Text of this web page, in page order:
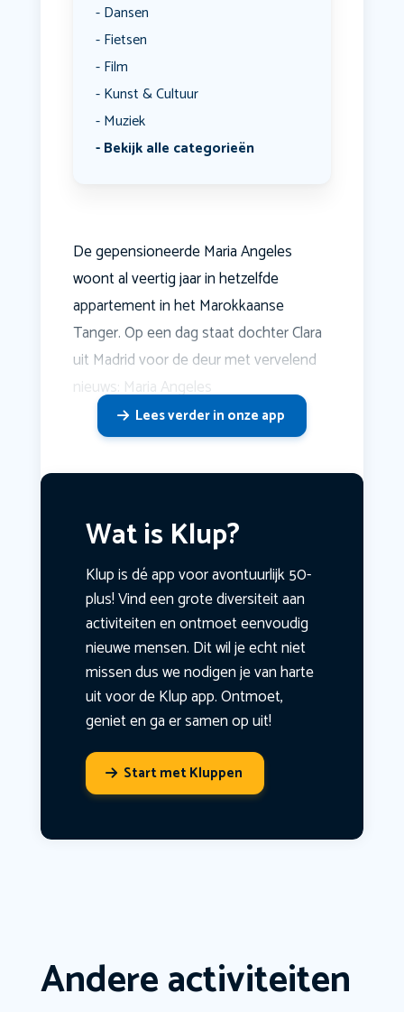
Dansen
Fietsen
Film
Kunst & Cultuur
Muziek
Bekijk alle categorieën
De gepensioneerde Maria Angeles
woont al veertig jaar in hetzelfde
appartement in het Marokkaanse
Tanger. Op een dag staat dochter Clara
uit Madrid voor de deur met vervelend
nieuws: Maria Angeles
Lees verder in onze app
Wat is Klup?
Klup is dé app voor avontuurlijk 50-
plus! Vind een grote diversiteit aan
activiteiten en ontmoet eenvoudig
nieuwe mensen. Dit wil je echt niet
missen dus we nodigen je van harte
uit voor de Klup app. Ontmoet,
geniet en ga er samen op uit!
Start met Kluppen
Andere activiteiten